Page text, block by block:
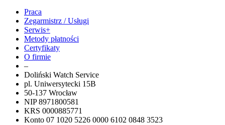
Praca
Zegarmistrz / Usługi
Serwis+
Metody płatności
Certyfikaty
O firmie
–
Doliński Watch Service
pl. Uniwersytecki 15B
50-137 Wrocław
NIP 8971800581
KRS 0000885771
Konto 07 1020 5226 0000 6102 0848 3523